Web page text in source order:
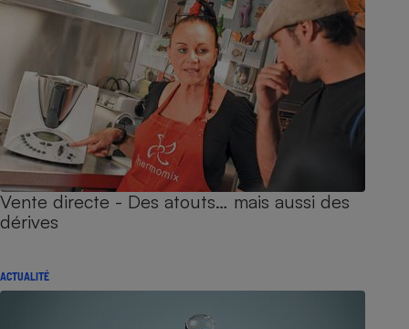
Vente directe - Des atouts… mais aussi des
dérives
ACTUALITÉ